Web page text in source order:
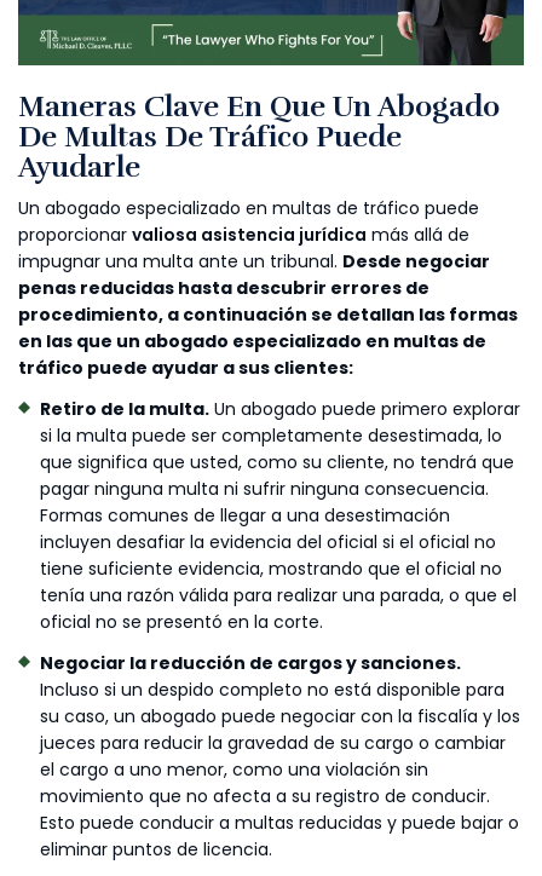
Maneras Clave En Que Un Abogado
De Multas De Tráfico Puede
Ayudarle
Un abogado especializado en multas de tráfico puede
proporcionar valiosa asistencia jurídica más allá de
impugnar una multa ante un tribunal. Desde negociar
penas reducidas hasta descubrir errores de
procedimiento, a continuación se detallan las formas
en las que un abogado especializado en multas de
tráfico puede ayudar a sus clientes:
Retiro de la multa. Un abogado puede primero explorar
si la multa puede ser completamente desestimada, lo
que significa que usted, como su cliente, no tendrá que
pagar ninguna multa ni sufrir ninguna consecuencia.
Formas comunes de llegar a una desestimación
incluyen desafiar la evidencia del oficial si el oficial no
tiene suficiente evidencia, mostrando que el oficial no
tenía una razón válida para realizar una parada, o que el
oficial no se presentó en la corte.
Negociar la reducción de cargos y sanciones.
Incluso si un despido completo no está disponible para
su caso, un abogado puede negociar con la fiscalía y los
jueces para reducir la gravedad de su cargo o cambiar
el cargo a uno menor, como una violación sin
movimiento que no afecta a su registro de conducir.
Esto puede conducir a multas reducidas y puede bajar o
eliminar puntos de licencia.